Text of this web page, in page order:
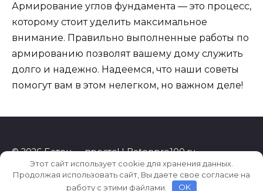
Армирование углов фундамента — это процесс,
которому стоит уделить максимальное
внимание. Правильно выполненные работы по
армированию позволят вашему дому служить
долго и надежно. Надеемся, что наши советы
помогут вам в этом нелегком, но важном деле!
© 2026 Бетон — просто! | Betonpro100.ru
Этот сайт использует cookie для хранения данных.
Продолжая использовать сайт, Вы даете свое согласие на
работу с этими файлами.
OK